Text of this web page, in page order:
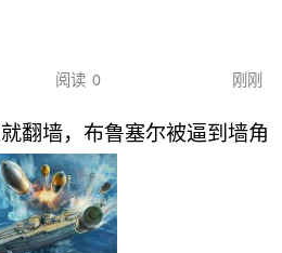
阅读 0 刚刚
翻墙，布鲁塞尔被逼到墙角